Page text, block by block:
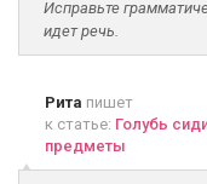
Исправьте
идет речь.
Рита пишет
к статье: Голубь
предметы